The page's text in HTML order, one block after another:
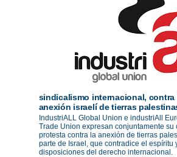
sindicalismo internacional, contra
anexión israelí de tierras
IndustriALL Global Union e industriAll
Trade Union expresan conjuntamente su
protesta contra la anexión de tierras
parte de Israel, que contradice el espíritu
disposiciones del derecho internacional.